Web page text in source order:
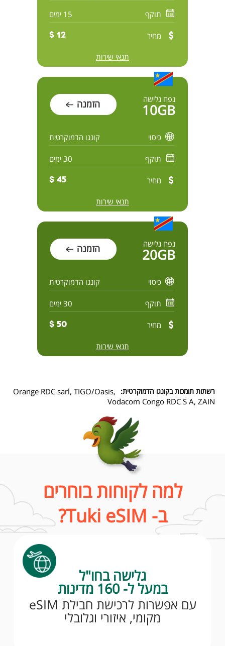
תוקף 15 ימים
מחיר 12 $
תנאי שירות
נפח גלישה
10GB הזמנה
כיסוי קונגו הדמוקרטית
תוקף 30 ימים
מחיר 45 $
תנאי שירות
נפח גלישה
20GB הזמנה
כיסוי קונגו הדמוקרטית
תוקף 30 ימים
מחיר 50 $
תנאי שירות
רשתות תומכות בקונגו הדמוקרטית:
Orange RDC sarl, TIGO/Oasis,
Vodacom Congo RDC S A, ZAIN
למה לקוחות בוחרים
ב- Tuki eSIM?
גלישה בחו"ל
במעל ל- 160 מדינות
עם אפשרות לרכישת חבילת eSIM
מקומי, איזורי וגלובלי